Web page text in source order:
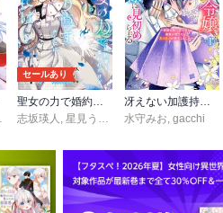
,エトワール編集部
セールあり
聖女の力で婚約者を奪われたけど、やり直すからには好きにはさせない
志坂瑛人 ,星見うさぎ ,切符
冴えない加護持ち令嬢、孤高の王子様に見初められる ～美貌の妹に言いなりの家族を捨てたら、真の能力が開花しました～（コミック）
水守みお, gacchi